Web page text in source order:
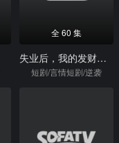
全 60 集
失业后，我的发财情报每日刷新
短剧/言情短剧/逆袭